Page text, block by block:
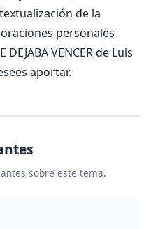
de la
personales
DEJABA VENCER de Luis
aportar.
sobre este tema.